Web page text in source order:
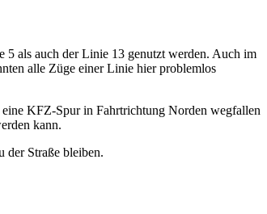
5 als auch der Linie 13 genutzt werden. Auch im
alle Züge einer Linie hier problemlos
KFZ-Spur in Fahrtrichtung Norden wegfallen
kann.
der Straße bleiben.